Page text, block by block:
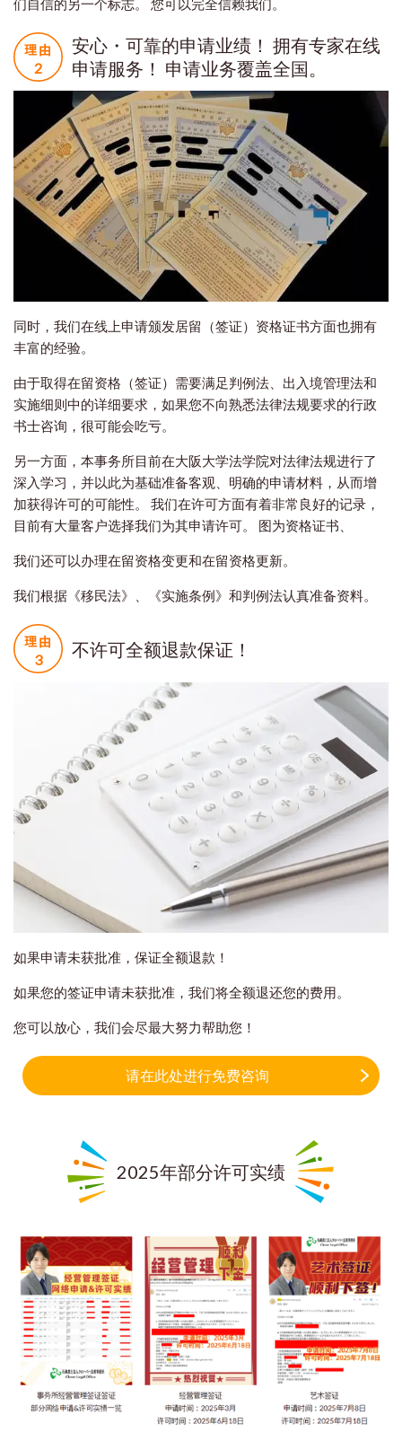
们自信的另一个标志。 您可以完全信赖我们。
安心・可靠的申请业绩！ 拥有专家在线
申请服务！ 申请业务覆盖全国。
同时，我们在线上申请颁发居留（签证）资格证书方面也拥有
丰富的经验。
由于取得在留资格（签证）需要满足判例法、出入境管理法和
实施细则中的详细要求，如果您不向熟悉法律法规要求的行政
书士咨询，很可能会吃亏。
另一方面，本事务所目前在大阪大学法学院对法律法规进行了
深入学习，并以此为基础准备客观、明确的申请材料，从而增
加获得许可的可能性。 我们在许可方面有着非常良好的记录，
目前有大量客户选择我们为其申请许可。 图为资格证书、
我们还可以办理在留资格变更和在留资格更新。
我们根据《移民法》、《实施条例》和判例法认真准备资料。
不许可全额退款保证！
如果申请未获批准，保证全额退款！
如果您的签证申请未获批准，我们将全额退还您的费用。
您可以放心，我们会尽最大努力帮助您！
请在此处进行免费咨询
2025年部分许可实绩